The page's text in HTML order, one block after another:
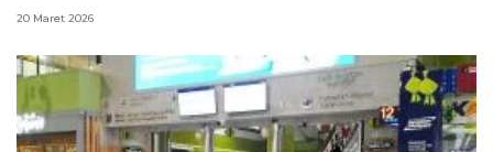
20 Maret 2026